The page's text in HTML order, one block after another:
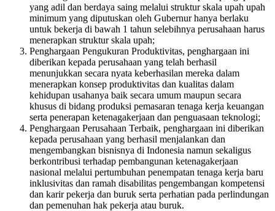
yang adil dan berdaya saing melalui struktur skala upah upah
minimum yang diputuskan oleh Gubernur hanya berlaku
untuk bekerja di bawah 1 tahun selebihnya perusahaan harus
menerapkan struktur skala upah;
Penghargaan Pengukuran Produktivitas, penghargaan ini
diberikan kepada perusahaan yang telah berhasil
menunjukkan secara nyata keberhasilan mereka dalam
menerapkan konsep produktivitas dan kualitas dalam
kehidupan usahanya baik secara umum maupun secara
khusus di bidang produksi pemasaran tenaga kerja keuangan
serta penerapan ketenagakerjaan dan penguasaan teknologi;
Penghargaan Perusahaan Terbaik, penghargaan ini diberikan
kepada perusahaan yang berhasil menjalankan dan
mengembangkan bisnisnya di Indonesia namun sekaligus
berkontribusi terhadap pembangunan ketenagakerjaan
nasional melalui pertumbuhan penempatan tenaga kerja baru
inklusivitas dan ramah disabilitas pengembangan kompetensi
dan karir pekerja dan buruk serta perhatian pada perlindungan
dan pemenuhan hak pekerja atau buruk.